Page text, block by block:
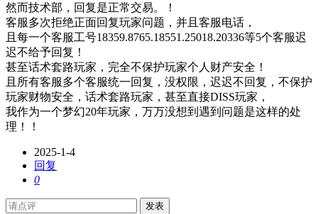
然而技术部，回复是正常交易。！
客服多次拒绝正面回复玩家问题，并且客服电话，
且每一个客服工号18359.8765.18551.25018.20336等5个客服迟
迟不给予回复！
甚至话术套路玩家，完全不保护玩家个人财产安全！
且所有客服多个客服统一回复，没权限，迟迟不回复，不保护
玩家财物安全，话术套路玩家，甚至直接DISS玩家，
我作为一个梦幻20年玩家，万万没想到遇到问题是这样的处
理！！
2025-1-4
回复
0
发表